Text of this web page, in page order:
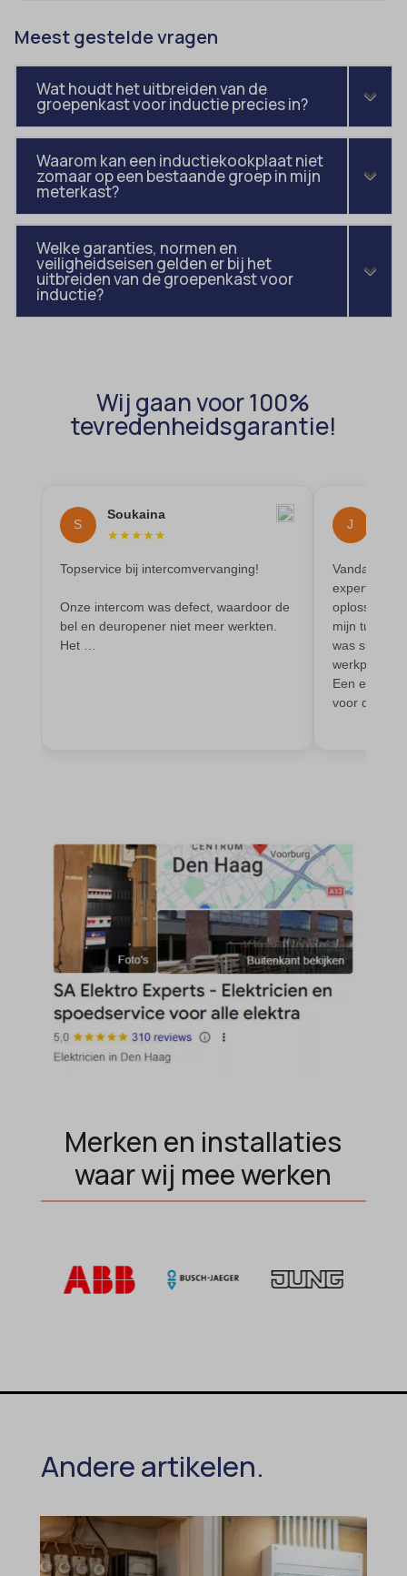
Meest gestelde vragen
Wat houdt het uitbreiden van de
groepenkast voor inductie precies in?
Waarom kan een inductiekookplaat niet
zomaar op een bestaande groep in mijn
meterkast?
Welke garanties, normen en
veiligheidseisen gelden er bij het
uitbreiden van de groepenkast voor
inductie?
Wij gaan voor 100%
tevredenheidsgarantie!
S
Soukaina
★★★★★
Topservice bij intercomvervanging!
Onze intercom was defect, waardoor de
bel en deuropener niet meer werkten.
Het …
J
Vandaag is
experts
oplossen
mijn tuin.
was super
werkplek
Een echte
voor de
Merken en installaties
waar wij mee werken
Andere artikelen.
et-pb-recent-items-font_family
googtrans
gt_auto_switch
intercom-id-*
intercom-session-*
OptanonConsent
timezone
wp-settings-time-*
borlabs-cookie
cato_fw_inet
cb-enabled
cli_cookie_consent
cookie_permission_granted
cookie-*
cookies_accepted
domain
et-editing-post-*
et-saving-post-*
kconsent
popupShow
SameSite
sensorsdata2015jssdkcross
snconsent
ssm_au_c
tarteaucitron
twCookieConsent